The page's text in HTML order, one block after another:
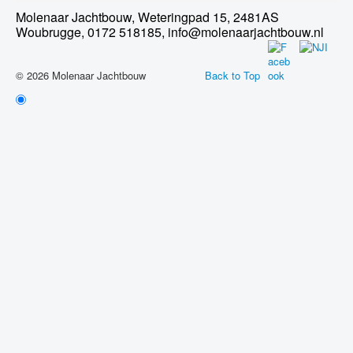
Molenaar Jachtbouw, Weteringpad 15, 2481AS
Woubrugge, 0172 518185, info@molenaarjachtbouw.nl
Back to Top
© 2026 Molenaar Jachtbouw